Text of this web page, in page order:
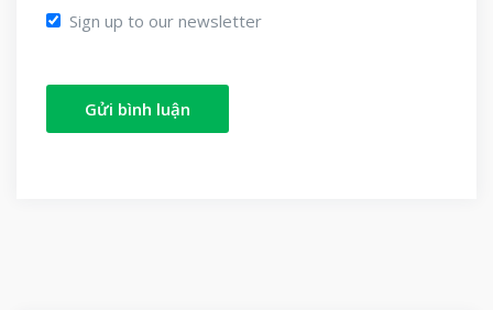
Sign up to our newsletter